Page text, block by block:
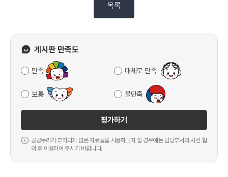
목록
게시판 만족도
만족 대체로 만족
보통 불만족
평가하기
공공누리가 부착되지 않은 자료들을 사용하고자 할 경우에는 담당부서와 사전 협
의 후 이용하여 주시기 바랍니다.